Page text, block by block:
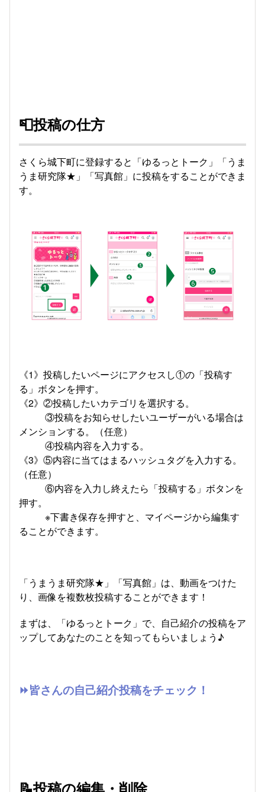
📮投稿の仕方
さくら城下町に登録すると「ゆるっとトーク」「うま
うま研究隊★」「写真館」に投稿をすることができま
す。
《1》投稿したいページにアクセスし①の「投稿す
る」ボタンを押す。
《2》②投稿したいカテゴリを選択する。
③投稿をお知らせしたいユーザーがいる場合は
メンションする。（任意）
④投稿内容を入力する。
《3》⑤内容に当てはまるハッシュタグを入力する。
（任意）
⑥内容を入力し終えたら「投稿する」ボタンを
押す。
※下書き保存を押すと、マイページから編集す
ることができます。
「うまうま研究隊★」「写真館」は、動画をつけた
り、画像を複数枚投稿することができます！
まずは、「ゆるっとトーク」で、自己紹介の投稿をア
ップしてあなたのことを知ってもらいましょう♪
⏩皆さんの自己紹介投稿をチェック！
📝投稿の編集・削除